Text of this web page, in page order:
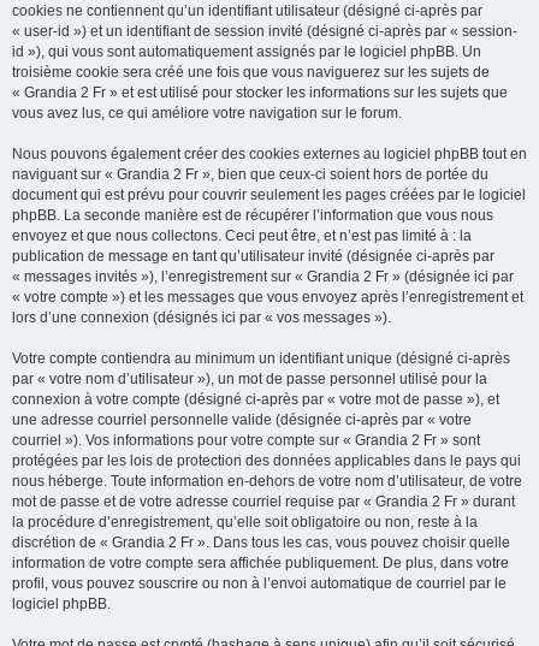
cookies ne contiennent qu’un identifiant utilisateur (désigné ci-après par
« user-id ») et un identifiant de session invité (désigné ci-après par « session-
id »), qui vous sont automatiquement assignés par le logiciel phpBB. Un
troisième cookie sera créé une fois que vous naviguerez sur les sujets de
« Grandia 2 Fr » et est utilisé pour stocker les informations sur les sujets que
vous avez lus, ce qui améliore votre navigation sur le forum.
Nous pouvons également créer des cookies externes au logiciel phpBB tout en
naviguant sur « Grandia 2 Fr », bien que ceux-ci soient hors de portée du
document qui est prévu pour couvrir seulement les pages créées par le logiciel
phpBB. La seconde manière est de récupérer l’information que vous nous
envoyez et que nous collectons. Ceci peut être, et n’est pas limité à : la
publication de message en tant qu’utilisateur invité (désignée ci-après par
« messages invités »), l’enregistrement sur « Grandia 2 Fr » (désignée ici par
« votre compte ») et les messages que vous envoyez après l’enregistrement et
lors d’une connexion (désignés ici par « vos messages »).
Votre compte contiendra au minimum un identifiant unique (désigné ci-après
par « votre nom d’utilisateur »), un mot de passe personnel utilisé pour la
connexion à votre compte (désigné ci-après par « votre mot de passe »), et
une adresse courriel personnelle valide (désignée ci-après par « votre
courriel »). Vos informations pour votre compte sur « Grandia 2 Fr » sont
protégées par les lois de protection des données applicables dans le pays qui
nous héberge. Toute information en-dehors de votre nom d’utilisateur, de votre
mot de passe et de votre adresse courriel requise par « Grandia 2 Fr » durant
la procédure d’enregistrement, qu’elle soit obligatoire ou non, reste à la
discrétion de « Grandia 2 Fr ». Dans tous les cas, vous pouvez choisir quelle
information de votre compte sera affichée publiquement. De plus, dans votre
profil, vous pouvez souscrire ou non à l’envoi automatique de courriel par le
logiciel phpBB.